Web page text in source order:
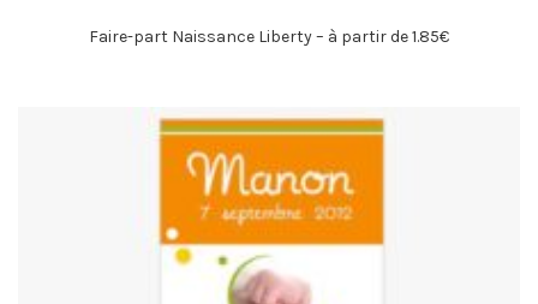
Faire-part Naissance Liberty – à partir de 1.85€